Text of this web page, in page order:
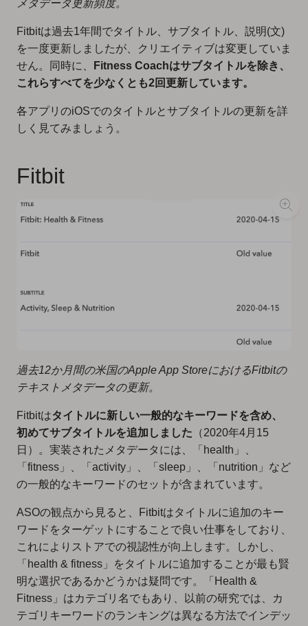
メタデータ更新頻度。
Fitbitは過去1年間でタイトル、サブタイトル、説明(文)
を一度更新しましたが、クリエイティブは変更していま
せん。同時に、
Fitness Coachはサブタイトルを除き、
これらすべてを少なくとも2回更新しています。
各アプリのiOSでのタイトルとサブタイトルの更新を詳
しく見てみましょう。
Fitbit
過去12か月間の米国のApple App StoreにおけるFitbitの
テキストメタデータの更新。
Fitbitはタイトルに新しい一般的なキーワードを含め、
初めてサブタイトルを追加しました （2020年4月15
日）。実装されたメタデータには、「health」、
「fitness」、「activity」、「sleep」、「nutrition」など
の一般的なキーワードのセットが含まれています。
ASOの観点から見ると、Fitbitはタイトルに追加のキー
ワードをターゲットにすることで良い仕事をしており、
これによりストアでの視認性が向上します。しかし、
「health & fitness」をタイトルに追加することが最も賢
明な選択であるかどうかは疑問です。「Health &
Fitness」はカテゴリ名でもあり、以前の研究では、カ
テゴリキーワードのランキングは異なる方法でインデッ